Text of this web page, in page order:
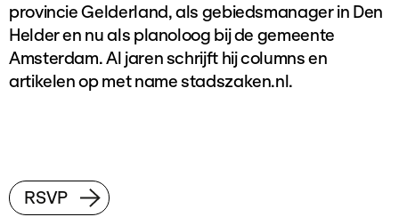
provincie Gelderland, als gebiedsmanager in Den
Helder en nu als planoloog bij de gemeente
Amsterdam. Al jaren schrijft hij columns en
artikelen op met name stadszaken.nl.
RSVP